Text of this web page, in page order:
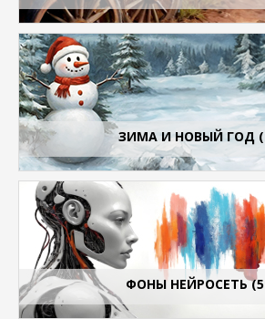
ЗИМА И НОВЫЙ ГОД
ФОНЫ НЕЙРОСЕТЬ